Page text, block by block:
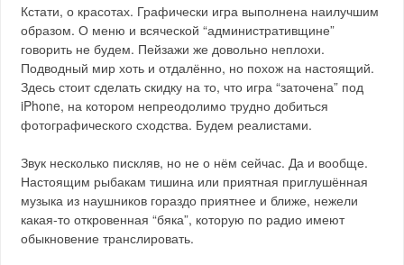
Кстати, о красотах. Графически игра выполнена наилучшим
образом. О меню и всяческой “административщине”
говорить не будем. Пейзажи же довольно неплохи.
Подводный мир хоть и отдалённо, но похож на настоящий.
Здесь стоит сделать скидку на то, что игра “заточена” под
iPhone, на котором непреодолимо трудно добиться
фотографического сходства. Будем реалистами.
Звук несколько пискляв, но не о нём сейчас. Да и вообще.
Настоящим рыбакам тишина или приятная приглушённая
музыка из наушников гораздо приятнее и ближе, нежели
какая-то откровенная “бяка”, которую по радио имеют
обыкновение транслировать.